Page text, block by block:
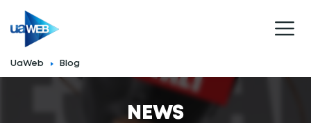
UaWeb Blog
NEWS